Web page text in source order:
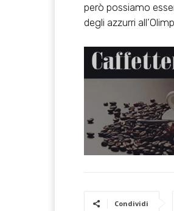
però possiamo
degli azzurri
Condividi